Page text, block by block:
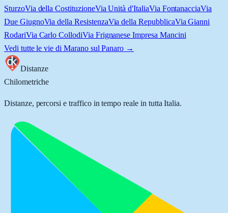
SturzoVia della CostituzioneVia Unità d'ItaliaVia FontanacciaVia
Due GiugnoVia della ResistenzaVia della RepubblicaVia Gianni
RodariVia Carlo CollodiVia Frignanese Impresa Mancini
Vedi tutte le vie di Marano sul Panaro →
Distanze
Chilometriche
Distanze, percorsi e traffico in tempo reale in tutta Italia.